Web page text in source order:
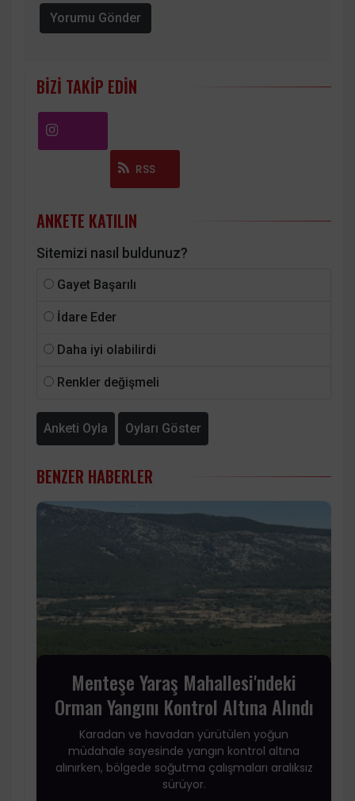
Yorumu Gönder
BIZI TAKIP EDIN
RSS
ANKETE KATILIN
Sitemizi nasıl buldunuz?
Gayet Başarılı
İdare Eder
Daha iyi olabilirdi
Renkler değişmeli
Anketi Oyla Oyları Göster
BENZER HABERLER
Menteşe Yaraş Mahallesi'ndeki
Orman Yangını Kontrol Altına Alındı
Karadan ve havadan yürütülen yoğun
müdahale sayesinde yangın kontrol altına
alınırken, bölgede soğutma çalışmaları aralıksız
sürüyor.